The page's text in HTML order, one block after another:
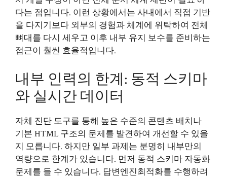
다는 점입니다. 이런 상황에서는 사내에서 직접 기반
을 다지기보다 외부의 경험과 체계에 위탁하여 전체
뼈대를 다시 세우고 이후 내부 유지 보수를 준비하는
접근이 훨씬 효율적입니다.
내부 인력의 한계: 동적 스키마
와 실시간 데이터
자체 진단 도구를 통해 높은 수준의 콘텐츠 배치나
기본 HTML 구조의 문제를 발견하여 개선할 수 있을
지 모릅니다. 하지만 일부 과제는 분명히 내부만의
역량으로 한계가 있습니다. 먼저 동적 스키마 자동화
문제를 들 수 있습니다. 답변엔진최적화를 수행하려